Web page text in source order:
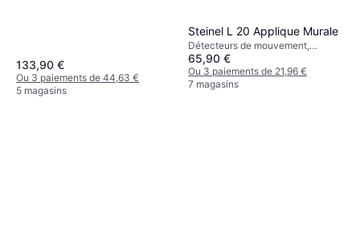
133,90 €
Ou 3 paiements de 44,63 €
5 magasins
Steinel L 20 Applique Murale
Détecteurs de mouvement,
Variateur, Rouge, Gris, Argent,
Blanc, Noir, Aluminium, Acier
Inoxydable, Acier inoxydable,
65,90 €
Ou 3 paiements de 21,96 €
7 magasins